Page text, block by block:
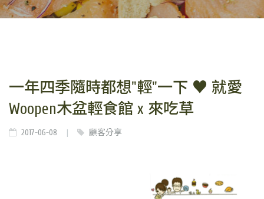
一年四季隨時都想"輕"一下 ♥ 就愛
Woopen木盆輕食館 x 來吃草
2017-06-08 顧客分享